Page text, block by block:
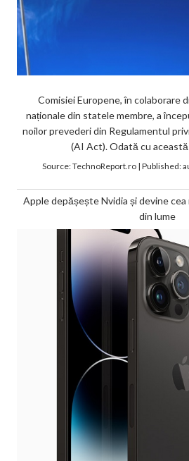
Comisiei Europene, în colaborare
naționale din statele membre, a
noilor prevederi din Regulamentul
(AI Act). Odată cu această
Source:TechnoReport.ro| Published:
Apple depășește Nvidia și devine cea
din lume